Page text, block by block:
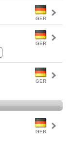
GER
GER
GER
GER